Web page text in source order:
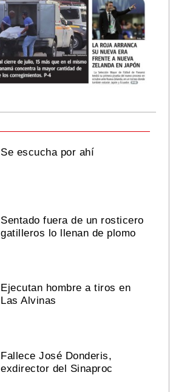
Se escucha por ahí
Sentado fuera de un rosticero
gatilleros lo llenan de plomo
Ejecutan hombre a tiros en
Las Alvinas
Fallece José Donderis,
exdirector del Sinaproc